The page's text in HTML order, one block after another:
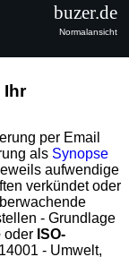
Ihr
per Email
als Synopse
aufwendige
verkündet oder
- Grundlage
oder ISO-
- Umwelt,
buzer.de
Normalansicht